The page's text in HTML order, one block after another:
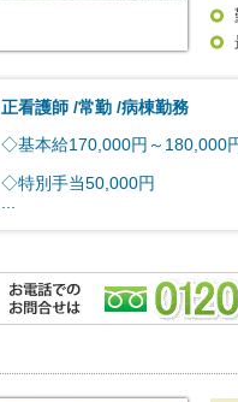
正看護師 常勤 病棟勤務
◇基本給170,000円～180,000
◇特別手当50,000円